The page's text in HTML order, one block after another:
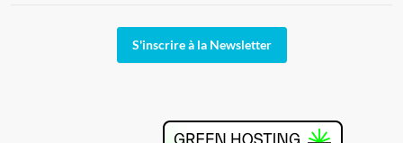
S'inscrire à la Newsletter